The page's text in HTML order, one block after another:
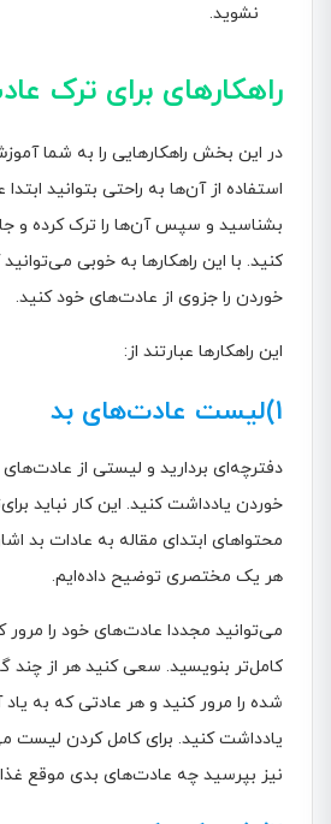
نشوید.
راهکارهای برای ترک
در این بخش راهکارهایی را به شما
استفاده از آن‌ها به راحتی بتوانید
بشناسید و سپس آن‌ها را ترک کرده و
کنید. با این راهکارها به خوبی
خوردن را جزوی از عادت‌های خود کنید.
این راهکارها عبارتند از:
1)لیست عادت‌های بد
دفترچه‌ای بردارید و لیستی از عادت‌های
خوردن یادداشت کنید. این کار نباید
محتواهای ابتدای مقاله به عادات بد
هر یک مختصری توضیح داده‌ایم.
می‌توانید مجددا عادت‌های خود را مرور
کامل‌تر بنویسید. سعی کنید هر از
شده را مرور کنید و هر عادتی که به یاد
یادداشت کنید. برای کامل کردن لیست
نیز بپرسید چه عادت‌های بدی موقع غذا